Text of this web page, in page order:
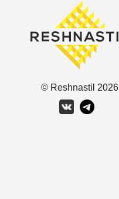
© Reshnastil 2026